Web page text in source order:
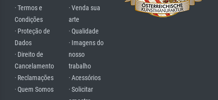
· Termos e
Condições
· Proteção de
Dados
· Direito de
Cancelamento
· Reclamações
· Quem Somos
· Venda sua
arte
· Qualidade
· Imagens do
nosso
trabalho
· Acessórios
· Solicitar